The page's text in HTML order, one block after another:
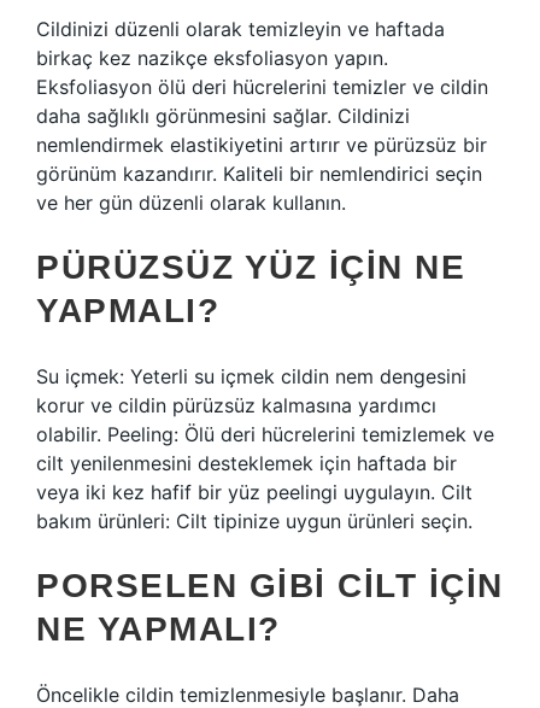
Cildinizi düzenli olarak temizleyin ve haftada
birkaç kez nazikçe eksfoliasyon yapın.
Eksfoliasyon ölü deri hücrelerini temizler ve cildin
daha sağlıklı görünmesini sağlar. Cildinizi
nemlendirmek elastikiyetini artırır ve pürüzsüz bir
görünüm kazandırır. Kaliteli bir nemlendirici seçin
ve her gün düzenli olarak kullanın.
PÜRÜZSÜZ YÜZ IÇIN NE
YAPMALI?
Su içmek: Yeterli su içmek cildin nem dengesini
korur ve cildin pürüzsüz kalmasına yardımcı
olabilir. Peeling: Ölü deri hücrelerini temizlemek ve
cilt yenilenmesini desteklemek için haftada bir
veya iki kez hafif bir yüz peelingi uygulayın. Cilt
bakım ürünleri: Cilt tipinize uygun ürünleri seçin.
PORSELEN GIBI CILT IÇIN
NE YAPMALI?
Öncelikle cildin temizlenmesiyle başlanır. Daha